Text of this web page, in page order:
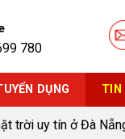
780
DỤNG TIN
trời uy tín ở Đà